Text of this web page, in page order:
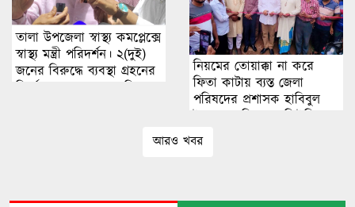
তালা উপজেলা স্বাস্থ্য কমপ্লেক্সে
স্বাস্থ্য মন্ত্রী পরিদর্শন। ২(দুই)
জনের বিরুদ্ধে ব্যবস্থা গ্রহনের
নির্দেশ। এস এম মোতাহিরুল
নিয়মের তোয়াক্কা না করে
ফিতা কাটায় ব্যস্ত জেলা
পরিষদের প্রশাসক হাবিবুল
ইসলাম হাবিব! এলজিইডির
রাস্তা উদ্বোধন নিয়ে উঠেছে
প্রশ্ন
আরও খবর